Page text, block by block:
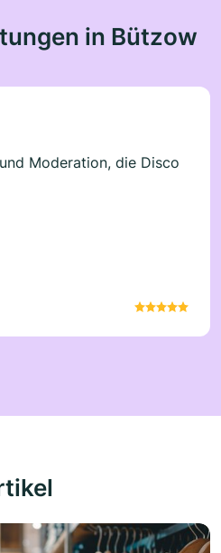
in Bützow
Moderation, die Disco